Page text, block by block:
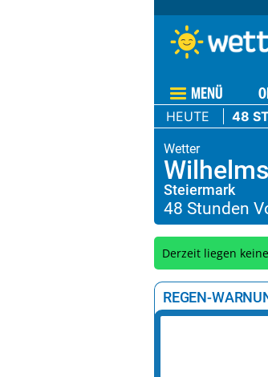
MENÜ
HEUTE 48
Steiermark
Derzeit liegen
REGEN-